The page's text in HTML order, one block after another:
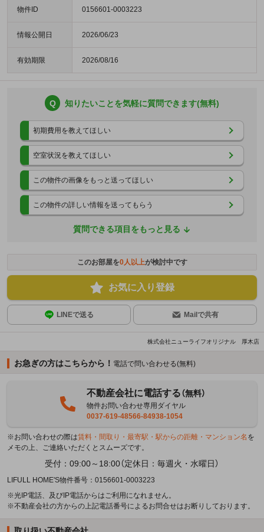
物件ID 0156601-0003223
情報公開日 2026/06/23
有効期限 2026/08/16
Q 知りたいことを気軽に質問できます(無料)
初期費用を教えてほしい
空室状況を教えてほしい
この物件の画像をもっと送ってほしい
この物件の詳しい情報を送ってもらう
質問できる項目をもっと見る
このお部屋を0人以上が検討中です
お気に入り登録
LINEで送る Mailで共有
株式会社ニューライフオリジナル 厚木店
お急ぎの方はこちらから！ 電話で問い合わせる(無料)
不動産会社に電話する（無料）
物件お問い合わせ専用ダイヤル
0037-619-48566-84938-1054
※お問い合わせの際は賃料・間取り・最寄駅・駅からの距離・マンション名 を
メモの上、ご連絡いただくとスムーズです。
受付：09:00～18:00（定休日：毎週火・水曜日）
LIFULL HOME'S物件番号：0156601-0003223
※光IP電話、及びIP電話からはご利用になれません。
※不動産会社の方からの上記電話番号によるお問合せはお断りしております。